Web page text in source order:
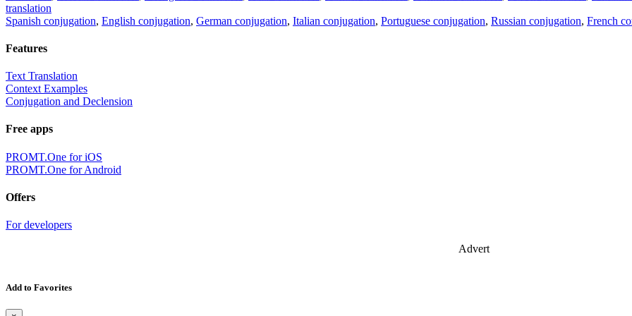
translation
Spanish conjugation, English conjugation, German conjugation, Italian conjugation, Portuguese conjugation, Russian conjugation, French
Features
Text Translation
Context Examples
Conjugation and Declension
Free apps
PROMT.One for iOS
PROMT.One for Android
Offers
For developers
Advert
Add to Favorites